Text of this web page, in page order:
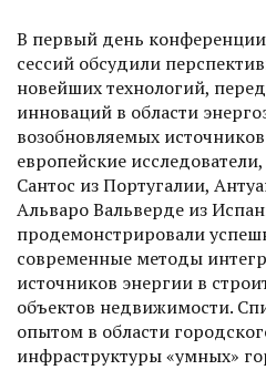
В первый день
сессий обсудили
новейших технологий,
инноваций в области
возобновляемых
европейские
Сантос из Португалии,
Альваро Вальверде из
продемонстрировали
современные методы
источников энергии в
объектов недвижимости.
опытом в области
инфраструктуры «умных»